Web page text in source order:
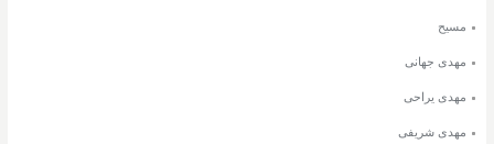
مسیح
مهدی جهانی
مهدی یراحی
مهدی شریفی